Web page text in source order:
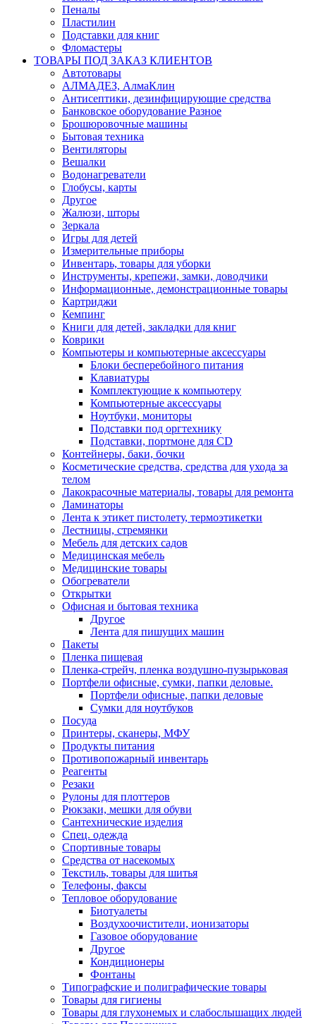
Пеналы
Пластилин
Подставки для книг
Фломастеры
ТОВАРЫ ПОД ЗАКАЗ КЛИЕНТОВ
Автотовары
АЛМАДЕЗ, АлмаКлин
Антисептики, дезинфицирующие средства
Банковское оборудование Разное
Брошюровочные машины
Бытовая техника
Вентиляторы
Вешалки
Водонагреватели
Глобусы, карты
Другое
Жалюзи, шторы
Зеркала
Игры для детей
Измерительные приборы
Инвентарь, товары для уборки
Инструменты, крепежи, замки, доводчики
Информационные, демонстрационные товары
Картриджи
Кемпинг
Книги для детей, закладки для книг
Коврики
Компьютеры и компьютерные аксессуары
Блоки бесперебойного питания
Клавиатуры
Комплектующие к компьютеру
Компьютерные аксессуары
Ноутбуки, мониторы
Подставки под оргтехнику
Подставки, портмоне для CD
Контейнеры, баки, бочки
Косметические средства, средства для ухода за
телом
Лакокрасочные материалы, товары для ремонта
Ламинаторы
Лента к этикет пистолету, термоэтикетки
Лестницы, стремянки
Мебель для детских садов
Медицинская мебель
Медицинские товары
Обогреватели
Открытки
Офисная и бытовая техника
Другое
Лента для пишущих машин
Пакеты
Пленка пищевая
Пленка-стрейч, пленка воздушно-пузырьковая
Портфели офисные, сумки, папки деловые.
Портфели офисные, папки деловые
Сумки для ноутбуков
Посуда
Принтеры, сканеры, МФУ
Продукты питания
Противопожарный инвентарь
Реагенты
Резаки
Рулоны для плоттеров
Рюкзаки, мешки для обуви
Сантехнические изделия
Спец. одежда
Спортивные товары
Средства от насекомых
Текстиль, товары для шитья
Телефоны, факсы
Тепловое оборудование
Биотуалеты
Воздухоочистители, ионизаторы
Газовое оборудование
Другое
Кондиционеры
Фонтаны
Типографские и полиграфические товары
Товары для гигиены
Товары для глухонемых и слабослышащих людей